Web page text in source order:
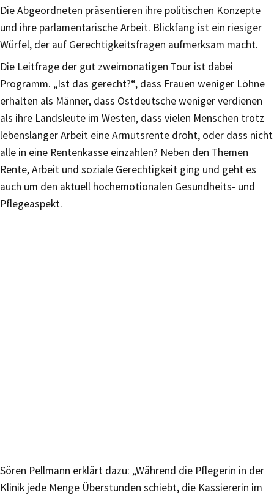
Die Abgeordneten präsentieren ihre politischen Konzepte
und ihre parlamentarische Arbeit. Blickfang ist ein riesiger
Würfel, der auf Gerechtigkeitsfragen aufmerksam macht.
Die Leitfrage der gut zweimonatigen Tour ist dabei
Programm. „Ist das gerecht?“, dass Frauen weniger Löhne
erhalten als Männer, dass Ostdeutsche weniger verdienen
als ihre Landsleute im Westen, dass vielen Menschen trotz
lebenslanger Arbeit eine Armutsrente droht, oder dass nicht
alle in eine Rentenkasse einzahlen? Neben den Themen
Rente, Arbeit und soziale Gerechtigkeit ging und geht es
auch um den aktuell hochemotionalen Gesundheits- und
Pflegeaspekt.
Sören Pellmann erklärt dazu: „Während die Pflegerin in der
Klinik jede Menge Überstunden schiebt, die Kassiererin im